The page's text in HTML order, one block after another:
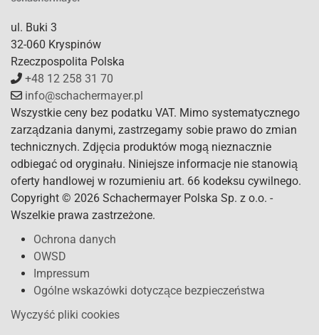
ul. Buki 3
32-060 Kryspinów
Rzeczpospolita Polska
+48 12 258 31 70
info@schachermayer.pl
Wszystkie ceny bez podatku VAT. Mimo systematycznego
zarządzania danymi, zastrzegamy sobie prawo do zmian
technicznych. Zdjęcia produktów mogą nieznacznie
odbiegać od oryginału. Niniejsze informacje nie stanowią
oferty handlowej w rozumieniu art. 66 kodeksu cywilnego.
Copyright © 2026 Schachermayer Polska Sp. z o.o. -
Wszelkie prawa zastrzeżone.
Ochrona danych
OWSD
Impressum
Ogólne wskazówki dotyczące bezpieczeństwa
Wyczyść pliki cookies